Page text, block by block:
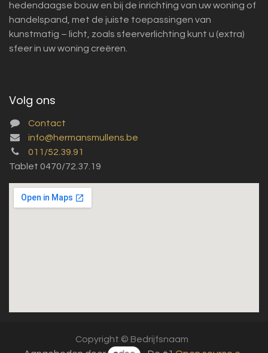
hedendaagse bouw en bij de inrichting van uw woning of
handelspand, met de juiste toepassingen van
kunstmatig – licht, zoals sfeerverlichting kunt u (extra)
sfeer in uw woning creëren.
Volg ons
Contact
info@hermansmullens.be
011/52.39.91
Tablet 0470/72.37.19
Copyright © Bedrijfsnaam